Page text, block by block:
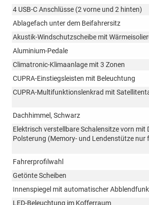
4 USB-C Anschlüsse (2 vorne und 2 hinten)
Ablagefach unter dem Beifahrersitz
Akustik-Windschutzscheibe mit
Aluminium-Pedale
Climatronic-Klimaanlage mit 3 Zonen
CUPRA-Einstiegsleisten mit Beleuchtung
CUPRA-Multifunktionslenkrad mit
Dachhimmel, Schwarz
Elektrisch verstellbare Schalensitze vorn mit
Polsterung (Memory- und Lendenstütze nur
Fahrerprofilwahl
Getönte Scheiben
Innenspiegel mit automatischer
LED-Beleuchtung im Kofferraum